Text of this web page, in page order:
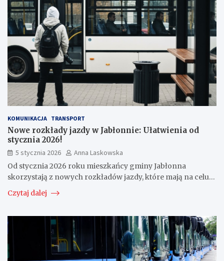
KOMUNIKACJA TRANSPORT
Nowe rozkłady jazdy w Jabłonnie: Ułatwienia od
stycznia 2026!
5 stycznia 2026
Anna Laskowska
Od stycznia 2026 roku mieszkańcy gminy Jabłonna
skorzystają z nowych rozkładów jazdy, które mają na celu…
Czytaj dalej